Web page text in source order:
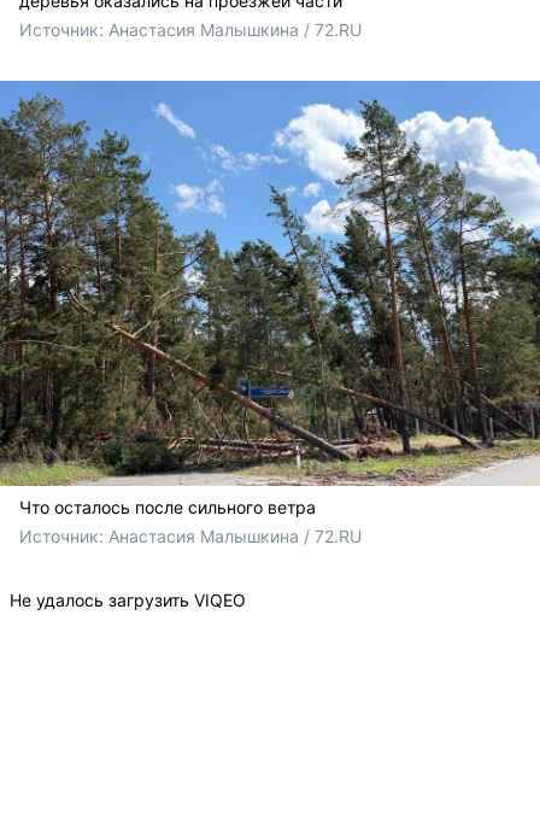
Источник: Анастасия Малышкина / 72.RU
Что осталось после сильного ветра
Источник: Анастасия Малышкина / 72.RU
Не удалось загрузить VIQEO